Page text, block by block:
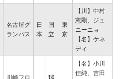
名古屋グ
ランパス
日
本
国
立
東
京
【川】中村
憲剛、ジュ
ニーニョ
【名】ケネ
ディ
川崎フロ
瑞
【名】小川
佳純、吉田